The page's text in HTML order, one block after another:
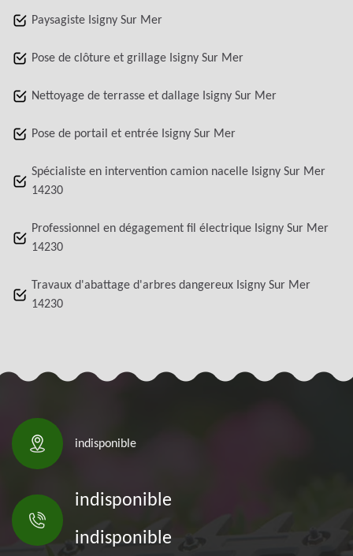
Paysagiste Isigny Sur Mer
Pose de clôture et grillage Isigny Sur Mer
Nettoyage de terrasse et dallage Isigny Sur Mer
Pose de portail et entrée Isigny Sur Mer
Spécialiste en intervention camion nacelle Isigny Sur Mer
14230
Professionnel en dégagement fil électrique Isigny Sur Mer
14230
Travaux d'abattage d'arbres dangereux Isigny Sur Mer
14230
indisponible
indisponible
indisponible